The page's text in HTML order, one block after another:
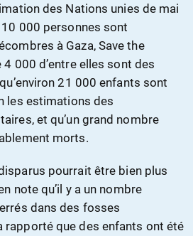
des Nations unies de mai
000 personnes sont
à Gaza, Save the
000 d’entre elles sont des
21 000 enfants sont
les estimations des
et qu’un grand nombre
morts.
pourrait être bien plus
note qu’il y a un nombre
dans des fosses
rapporté que des enfants ont été